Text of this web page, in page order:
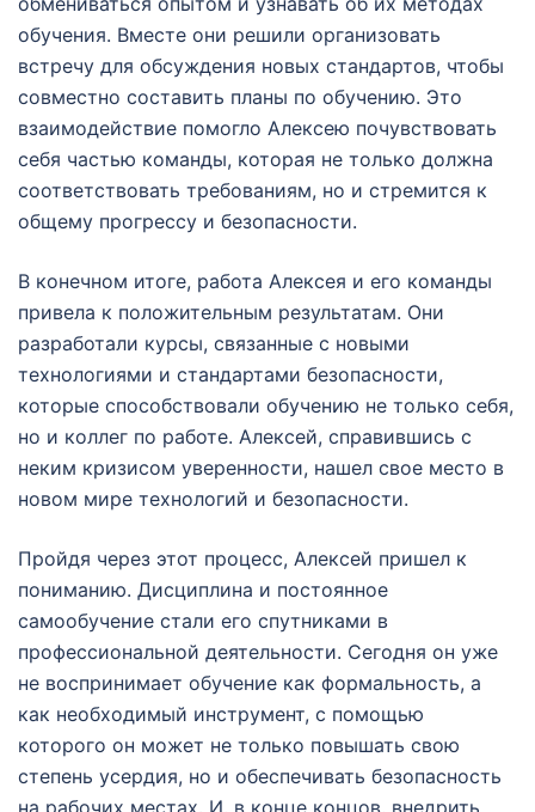
обучения. Вместе они решили организовать
встречу для обсуждения новых стандартов, чтобы
совместно составить планы по обучению. Это
взаимодействие помогло Алексею почувствовать
себя частью команды, которая не только должна
соответствовать требованиям, но и стремится к
общему прогрессу и безопасности.
В конечном итоге, работа Алексея и его команды
привела к положительным результатам. Они
разработали курсы, связанные с новыми
технологиями и стандартами безопасности,
которые способствовали обучению не только себя,
но и коллег по работе. Алексей, справившись с
неким кризисом уверенности, нашел свое место в
новом мире технологий и безопасности.
Пройдя через этот процесс, Алексей пришел к
пониманию. Дисциплина и постоянное
самообучение стали его спутниками в
профессиональной деятельности. Сегодня он уже
не воспринимает обучение как формальность, а
как необходимый инструмент, с помощью
которого он может не только повышать свою
степень усердия, но и обеспечивать безопасность
на рабочих местах. И, в конце концов, внедрить